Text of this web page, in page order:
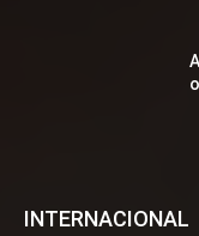
INTERNACIONAL